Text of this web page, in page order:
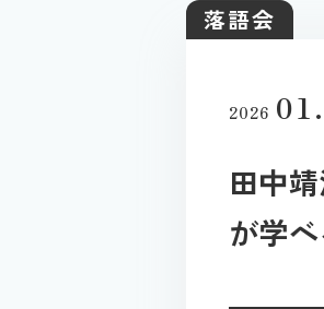
落語会
2026
田中
が学